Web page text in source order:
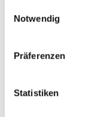
Notwendig
Präferenzen
Statistiken